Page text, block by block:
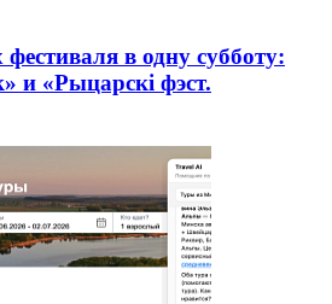
в одну субботу:
и «Рыцарскі фэст.